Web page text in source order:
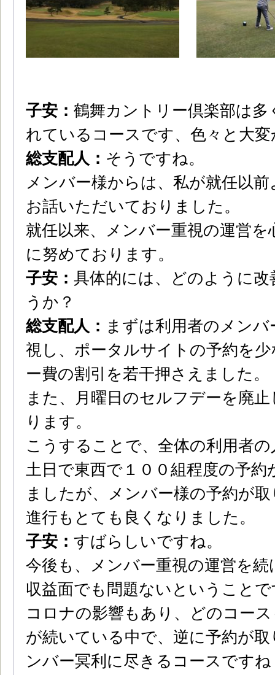
子安： 鶴舞カントリー倶楽部は
れているコースです、色々と大
総支配人： そうですね。
メンバー様からは、私が就任以
お話いただいておりました。
就任以来、メンバー重視の運営
に努めております。
子安： 具体的には、どのように
うか？
総支配人： まずは利用者のメン
視し、ポータルサイトの予約を
ー費の割引を若干押さえました。
また、月曜日のセルフデーを廃
ります。
こうすることで、全体の利用者
土日で東西で１００組程度の予
ましたが、メンバー様の予約が
進行もとても良くなりました。
子安： すばらしいですね。
今後も、メンバー重視の運営を
収益面でも問題ないということ
コロナの影響もあり、どのコー
が続いている中で、逆に予約が
ンバー冥利に尽きるコースですね